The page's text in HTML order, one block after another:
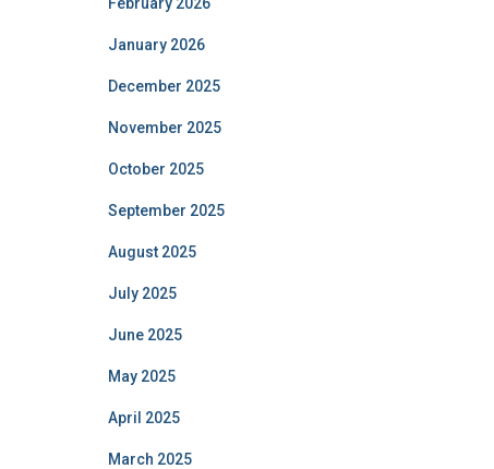
January 2026
December 2025
November 2025
October 2025
September 2025
August 2025
July 2025
June 2025
May 2025
April 2025
March 2025